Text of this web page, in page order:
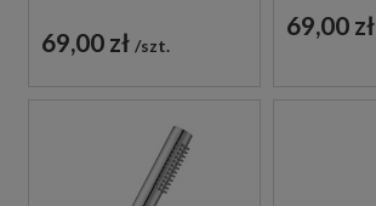
CHROM
69,00 zł szt.
CHROM
69,00 zł